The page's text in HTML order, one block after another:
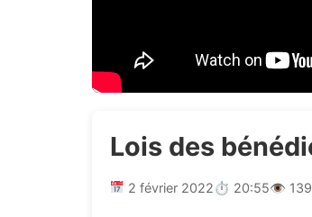
Lois des
2 février 2022⏱ 20:55👁 139